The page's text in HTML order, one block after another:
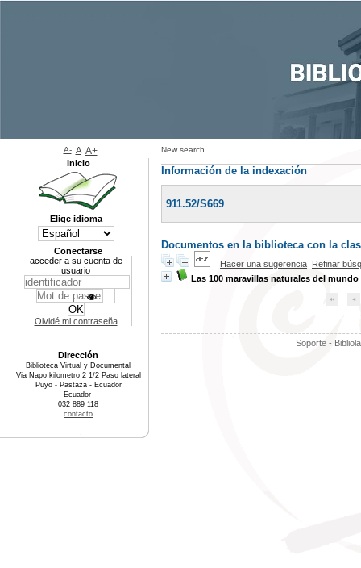
New search
Información de la indexación
911.52/S669
Documentos en la biblioteca con la
Hacer una sugerencia Refinar
Las 100 maravillas naturales del mundo
Soporte -
A- A A+
Inicio
Elige idioma
Conectarse
acceder a su cuenta de
usuario
Olvidé mi contraseña
Dirección
Biblioteca Virtual y Documental
Via Napo kilometro 2 1/2 Paso lateral
Puyo - Pastaza - Ecuador
Ecuador
032 889 118
contacto